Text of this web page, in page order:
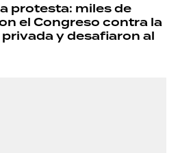
protesta: miles de
el Congreso contra la
y desafiaron al